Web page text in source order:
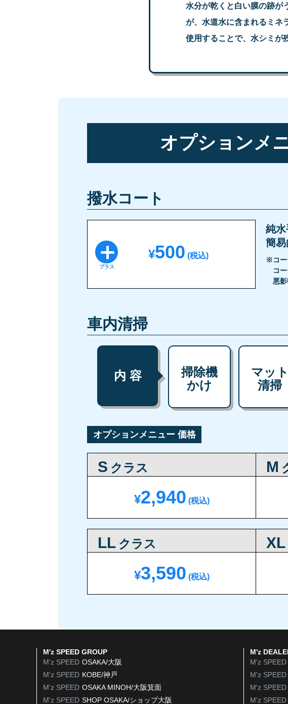
水分が乾くと白い膜の跡が
が、水道水に含まれるミネ
使用することで、水シミが
オプションメ
撥水コート
＋
プラス
¥500 (税込)
純水
簡易
※コー
コー
悪影
車内清掃
内 容
掃除機
かけ
マット
清掃
オプションメニュー 価格
S クラス
¥2,940 (税込)
M
LL クラス
¥3,590 (税込)
XL
M'z SPEED GROUP
M'z SPEED OSAKA/大阪
M'z SPEED KOBE/神戸
M'z SPEED OSAKA MINOH/大阪箕面
M'z SPEED SHOP OSAKA/ショップ大阪
M'z
M'z SPEED
M'z SPEED
M'z SPEED
M'z SPEED